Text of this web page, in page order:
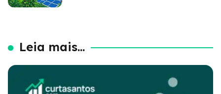
Leia mais...